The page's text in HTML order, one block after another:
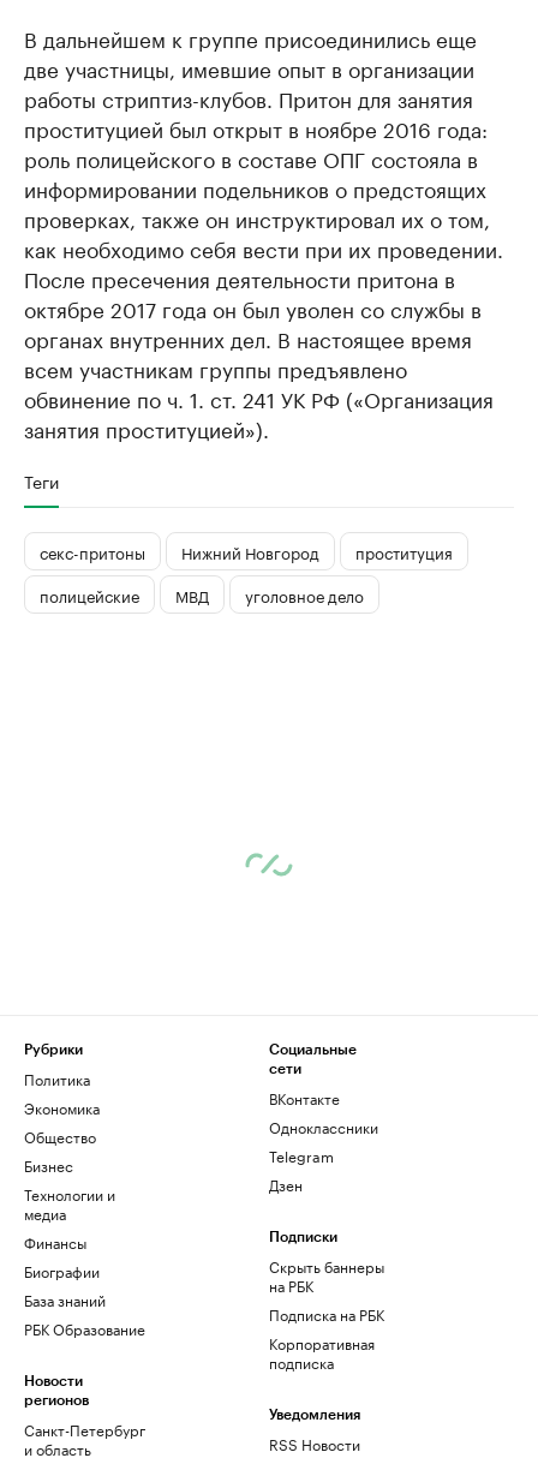
В дальнейшем к группе присоединились еще
две участницы, имевшие опыт в организации
работы стриптиз-клубов. Притон для занятия
проституцией был открыт в ноябре 2016 года:
роль полицейского в составе ОПГ состояла в
информировании подельников о предстоящих
проверках, также он инструктировал их о том,
как необходимо себя вести при их проведении.
После пресечения деятельности притона в
октябре 2017 года он был уволен со службы в
органах внутренних дел. В настоящее время
всем участникам группы предъявлено
обвинение по ч. 1. ст. 241 УК РФ («Организация
занятия проституцией»).
Теги
секс-притоны Нижний Новгород
проституция
полицейские
МВД уголовное дело
Рубрики
Политика
Экономика
Общество
Бизнес
Технологии и
медиа
Финансы
Биографии
База знаний
РБК Образование
Новости
регионов
Санкт-Петербург
и область
Социальные
сети
ВКонтакте
Одноклассники
Telegram
Дзен
Подписки
Скрыть баннеры
на РБК
Подписка на РБК
Корпоративная
подписка
Уведомления
RSS Новости